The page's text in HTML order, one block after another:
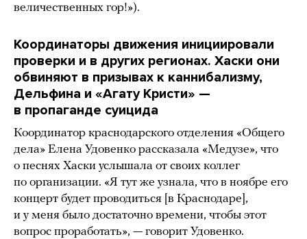
величественных гор!»).
Координаторы движения инициировали
проверки и в других регионах. Хаски они
обвиняют в призывах к каннибализму,
Дельфина и «Агату Кристи» —
в пропаганде суицида
Координатор краснодарского отделения «Общего
дела» Елена Удовенко рассказала «Медузе», что
о песнях Хаски услышала от своих коллег
по организации. «Я тут же узнала, что в ноябре его
концерт будет проводиться [в Краснодаре],
и у меня было достаточно времени, чтобы этот
вопрос проработать», — говорит Удовенко.